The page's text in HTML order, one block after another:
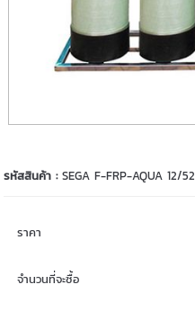
รหัสสินค้า :SEGA F-FRP-AQUA 12/52
ราคา
จำนวนที่จะซื้อ